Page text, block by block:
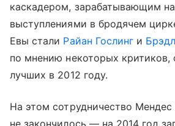
каскадером, зарабатывающим
выступлениями в бродячем
Евы стали Райан Гослинг и
по мнению некоторых критиков,
лучших в 2012 году.
На этом сотрудничество Мендес